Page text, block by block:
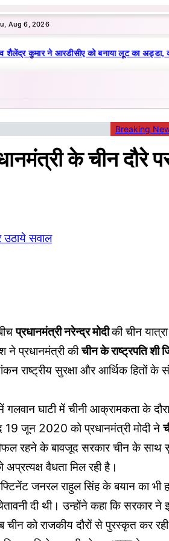
Aug 6, 2026
शैलेंद्र कुमार ने आरडीसीए को बनाया लूट का अड्डा,
Breaking
के चीन दौरे
प्रधानमंत्री नरेन्द्र मोदीकी चीन
ने प्रधानमंत्री कीचीन के राष्ट्रपति शी
राष्ट्रीय सुरक्षा और आर्थिक हितों के
घाटी में चीनी आक्रामकता के
19 जून 2020 को प्रधानमंत्री मोदी ने
रहने के बावजूद सरकार चीन के साथ
वैधता मिल रही है।
जनरल राहुल सिंह के बयान का भी
दी थी। उन्होंने कहा कि सरकार ने
को राजकीय दौरों से पुरस्कृत कर